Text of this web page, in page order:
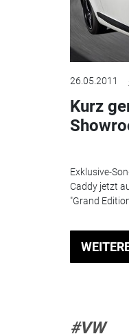
26.05.2011
Kurz
Exklusive-
Caddy jetzt
"Grand
#VW